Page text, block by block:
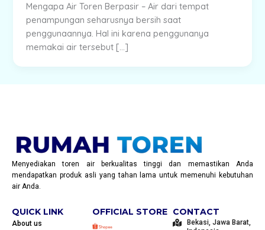
Mengapa Air Toren Berpasir – Air dari tempat
penampungan seharusnya bersih saat
penggunaannya. Hal ini karena penggunanya
memakai air tersebut […]
Menyediakan toren air berkualitas tinggi dan memastikan Anda
mendapatkan produk asli yang tahan lama untuk memenuhi kebutuhan
air Anda.
QUICK LINK
About us
OFFICIAL STORE CONTACT
Bekasi, Jawa Barat,